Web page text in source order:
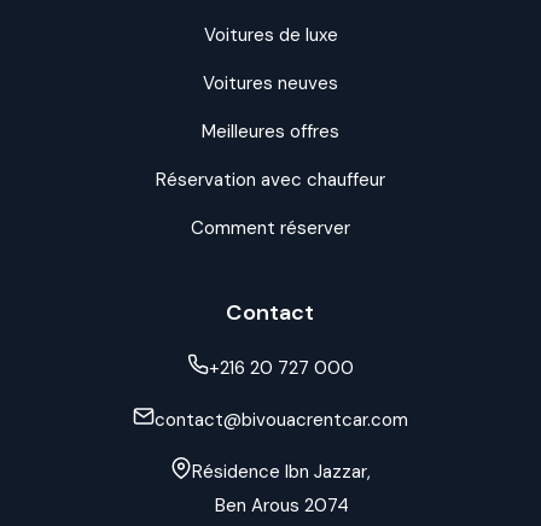
Voitures de luxe
Voitures neuves
Meilleures offres
Réservation avec chauffeur
Comment réserver
Contact
+216 20 727 000
contact@bivouacrentcar.com
Résidence Ibn Jazzar,
Ben Arous 2074